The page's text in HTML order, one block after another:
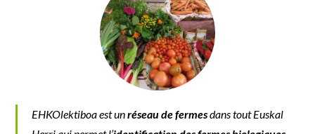
EHKOlektiboa est unréseau de fermesdans tout Euskal